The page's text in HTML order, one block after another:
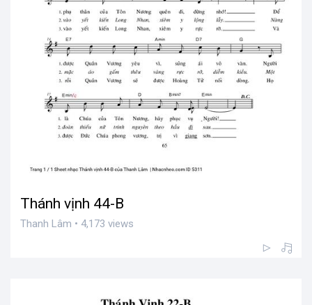
Thánh vịnh 44-B
Thanh Lâm • 4,173 views